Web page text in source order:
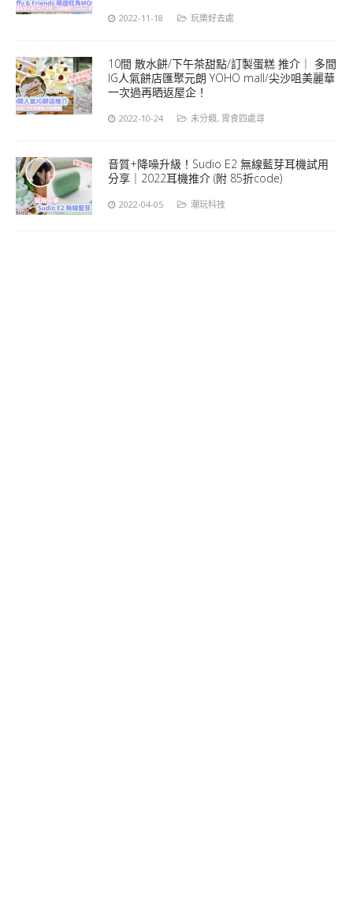
2022-11-18 玩樂好去處
10間 散水餅/下午茶甜點/訂製蛋糕 推介｜ 多間
IG人氣餅店匯聚元朗 YOHO mall/尖沙咀美麗華
一次過再晒返屋企！
2022-10-24 未分類, 胃食四處尋
音質+降噪升級！Sudio E2 無線藍芽耳機試用
分享｜2022耳機推介 (附 85折code)
2022-04-05 潮玩科技